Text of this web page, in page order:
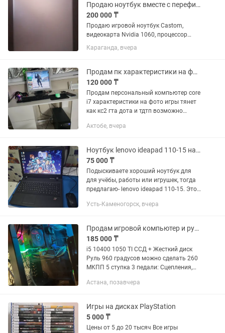
Продаю ноутбук вместе с перефирией
200 000 ₸
Продаю игровой ноутбук Castom,
видеокарта Nvidia 1060, процессор
Intel(R) N95 (1.70GHz), 16 Гб
оперативной памяти, Windows 11,
играх: Кс2 на средних настройках...
Караганда, вчера
Продам пк характеристики на фото игры тянет как кс2 гта дота и тдтп
120 000 ₸
Продам персональный компьютер core
i7 характеристики на фото игры тянет
как кс2 гта дота и тдтп возможно
много
Актобе, вчера
Ноутбук lenovo ideapad 110-15 на i7 (6498u)
75 000 ₸
Подыскиваете хороший ноутбук для
для учёбы, работы или игрушек, тогда
предлагаю- lenovo ideapad 110-15. Этот
лошадкой и многим помогал по с
Усть-Каменогорск, вчера
Продам игровой компьютер и руль 960 градусов
185 000 ₸
i5 10400 1050 TI ССД + Жесткий диск
Руль 960 градусов можно сделать 260
МКПП 5 ступка 3 педали: Сцепления,
претензий не было. Кс на средний, гта
Астана, позавчера
Игры на дисках PlayStation
5 000 ₸
Цены от 5 до 20 тысяч Все игры